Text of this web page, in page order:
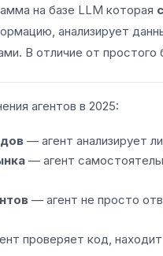
на базе LLM которая
анализирует
В отличие от простого
агентов в 2025:
— агент анализирует
— агент
— агент не просто
проверяет код, находит